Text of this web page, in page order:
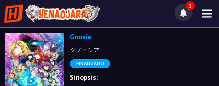
1
Gnosia
グノーシア
FINALIZADO
Sinopsis: